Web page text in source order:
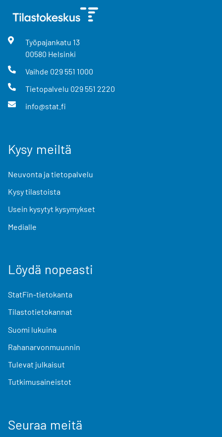
Työpajankatu 13
00580 Helsinki
Vaihde 029 551 1000
Tietopalvelu 029 551 2220
info@stat.fi
Kysy meiltä
Neuvonta ja tietopalvelu
Kysy tilastoista
Usein kysytyt kysymykset
Medialle
Löydä nopeasti
StatFin-tietokanta
Tilastotietokannat
Suomi lukuina
Rahanarvonmuunnin
Tulevat julkaisut
Tutkimusaineistot
Seuraa meitä